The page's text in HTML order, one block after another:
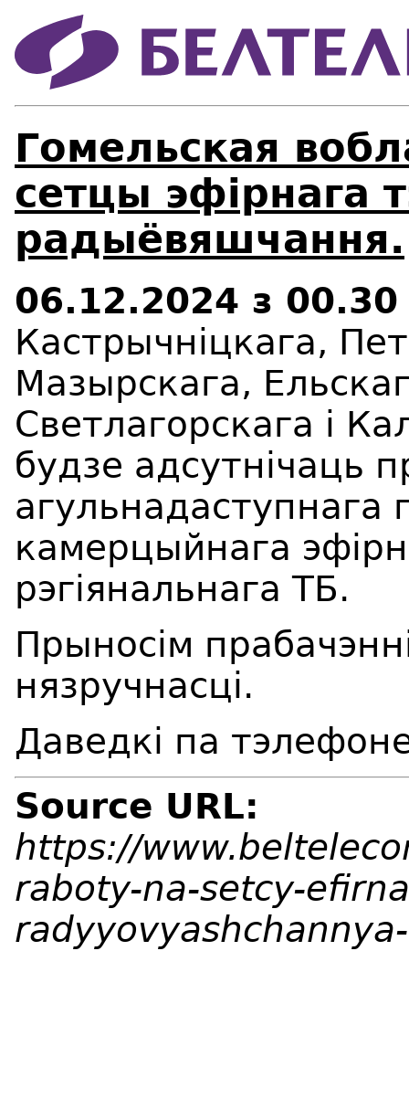
Гомельская
сетцы эфірнага
радыёвяшчання.
06.12.2024 з
Кастрычніцкага,
Мазырскага,
Светлагорскага і
будзе адсутнічаць
агульнадаступнага
камерцыйнага
рэгіянальнага ТБ.
Прыносім
нязручнасці.
Даведкі па
Source URL:
https://
raboty-na-setcy-